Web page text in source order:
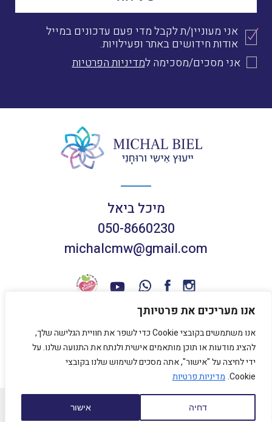
אנו מעריכים את פרטיותך
אנו משתמשים בקובצי Cookie כדי לשפר את חוויית הגלישה שלך,
להציג מודעות או תוכן מותאמים אישית ולנתח את התנועה שלנו. על
ידי לחיצה על "אישור", אתה מסכים לשימוש שלנו בקובצי
Cookie. מדיניות פרטיות
דחיה אישור
אני מעוניין/ת לקבל מדי פעם עדכונים במייל
אודות חידושים באתר ופעילויות.
אני מסכים/מסכימה למדיניות הפרטיות
מיכל ביאל
050-8660230
michalcmw@gmail.com
תנאי שימוש באתר
מדיניות פרטיות
כל הזכויות שמורות למיכל ביאל 2020
עיצוב אתרHolleStudio נבנה על ידי SENTRYSITE